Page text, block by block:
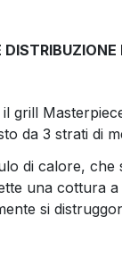
da 3 strati di
di calore,
una cottura
si